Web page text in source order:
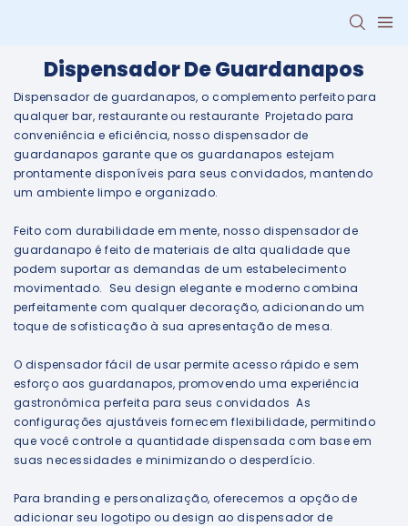
Dispensador De Guardanapos
Dispensador de guardanapos, o complemento perfeito para
qualquer bar, restaurante ou restaurante Projetado para
conveniência e eficiência, nosso dispensador de
guardanapos garante que os guardanapos estejam
prontamente disponíveis para seus convidados, mantendo
um ambiente limpo e organizado.
Feito com durabilidade em mente, nosso dispensador de
guardanapo é feito de materiais de alta qualidade que
podem suportar as demandas de um estabelecimento
movimentado. Seu design elegante e moderno combina
perfeitamente com qualquer decoração, adicionando um
toque de sofisticação à sua apresentação de mesa.
O dispensador fácil de usar permite acesso rápido e sem
esforço aos guardanapos, promovendo uma experiência
gastronômica perfeita para seus convidados As
configurações ajustáveis ​​fornecem flexibilidade, permitindo
que você controle a quantidade dispensada com base em
suas necessidades e minimizando o desperdício.
Para branding e personalização, oferecemos a opção de
adicionar seu logotipo ou design ao dispensador de